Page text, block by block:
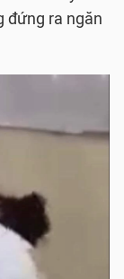
đứng ra ngăn